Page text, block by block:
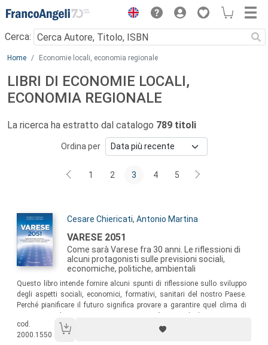
Menu
Cerca:
Main content
Home Economie locali, economia regionale
LIBRI DI ECONOMIE LOCALI,
ECONOMIA REGIONALE
La ricerca ha estratto dal catalogo 789 titoli
Ordina per
1 2 3 4 5
Autori:
Cesare Chiericati, Antonio Martina
Titolo:
VARESE 2051
Come sarà Varese fra 30 anni. Le riflessioni di
alcuni protagonisti sulle previsioni sociali,
economiche, politiche, ambientali
Sommario:
Questo libro intende fornire alcuni spunti di riflessione sullo sviluppo
degli aspetti sociali, economici, formativi, sanitari del nostro Paese.
Perché pianificare il futuro significa provare a garantire quel clima di
non, si sono sempre distinti per educazione, empatia, solidarietà e
accoglienza.
cod.
2000.1550